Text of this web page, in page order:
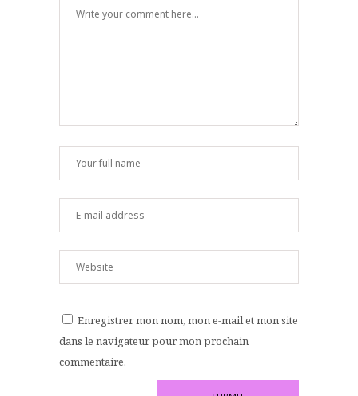
Enregistrer mon nom, mon e-mail et mon site
dans le navigateur pour mon prochain
commentaire.